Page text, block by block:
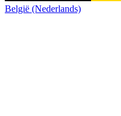
België (Nederlands)